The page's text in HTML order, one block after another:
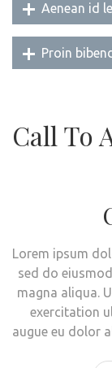
Aenean id
Proin
Call To
Lorem ipsum
sed do
magna aliqua.
exercitation
augue eu dolor